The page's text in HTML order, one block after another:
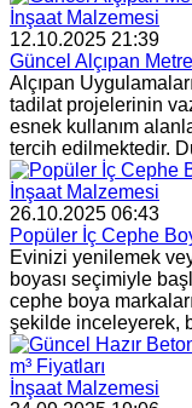
İnşaat Malzemesi
12.10.2025 21:39
Güncel Alçıpan
Alçıpan
tadilat projelerinin
esnek kullanım
tercih edilmektedir.
İnşaat Malzemesi
26.10.2025 06:43
Popüler İç Cephe
Evinizi yenilemek
boyası seçimiyle
cephe boya
şekilde inceleyerek,
İnşaat Malzemesi